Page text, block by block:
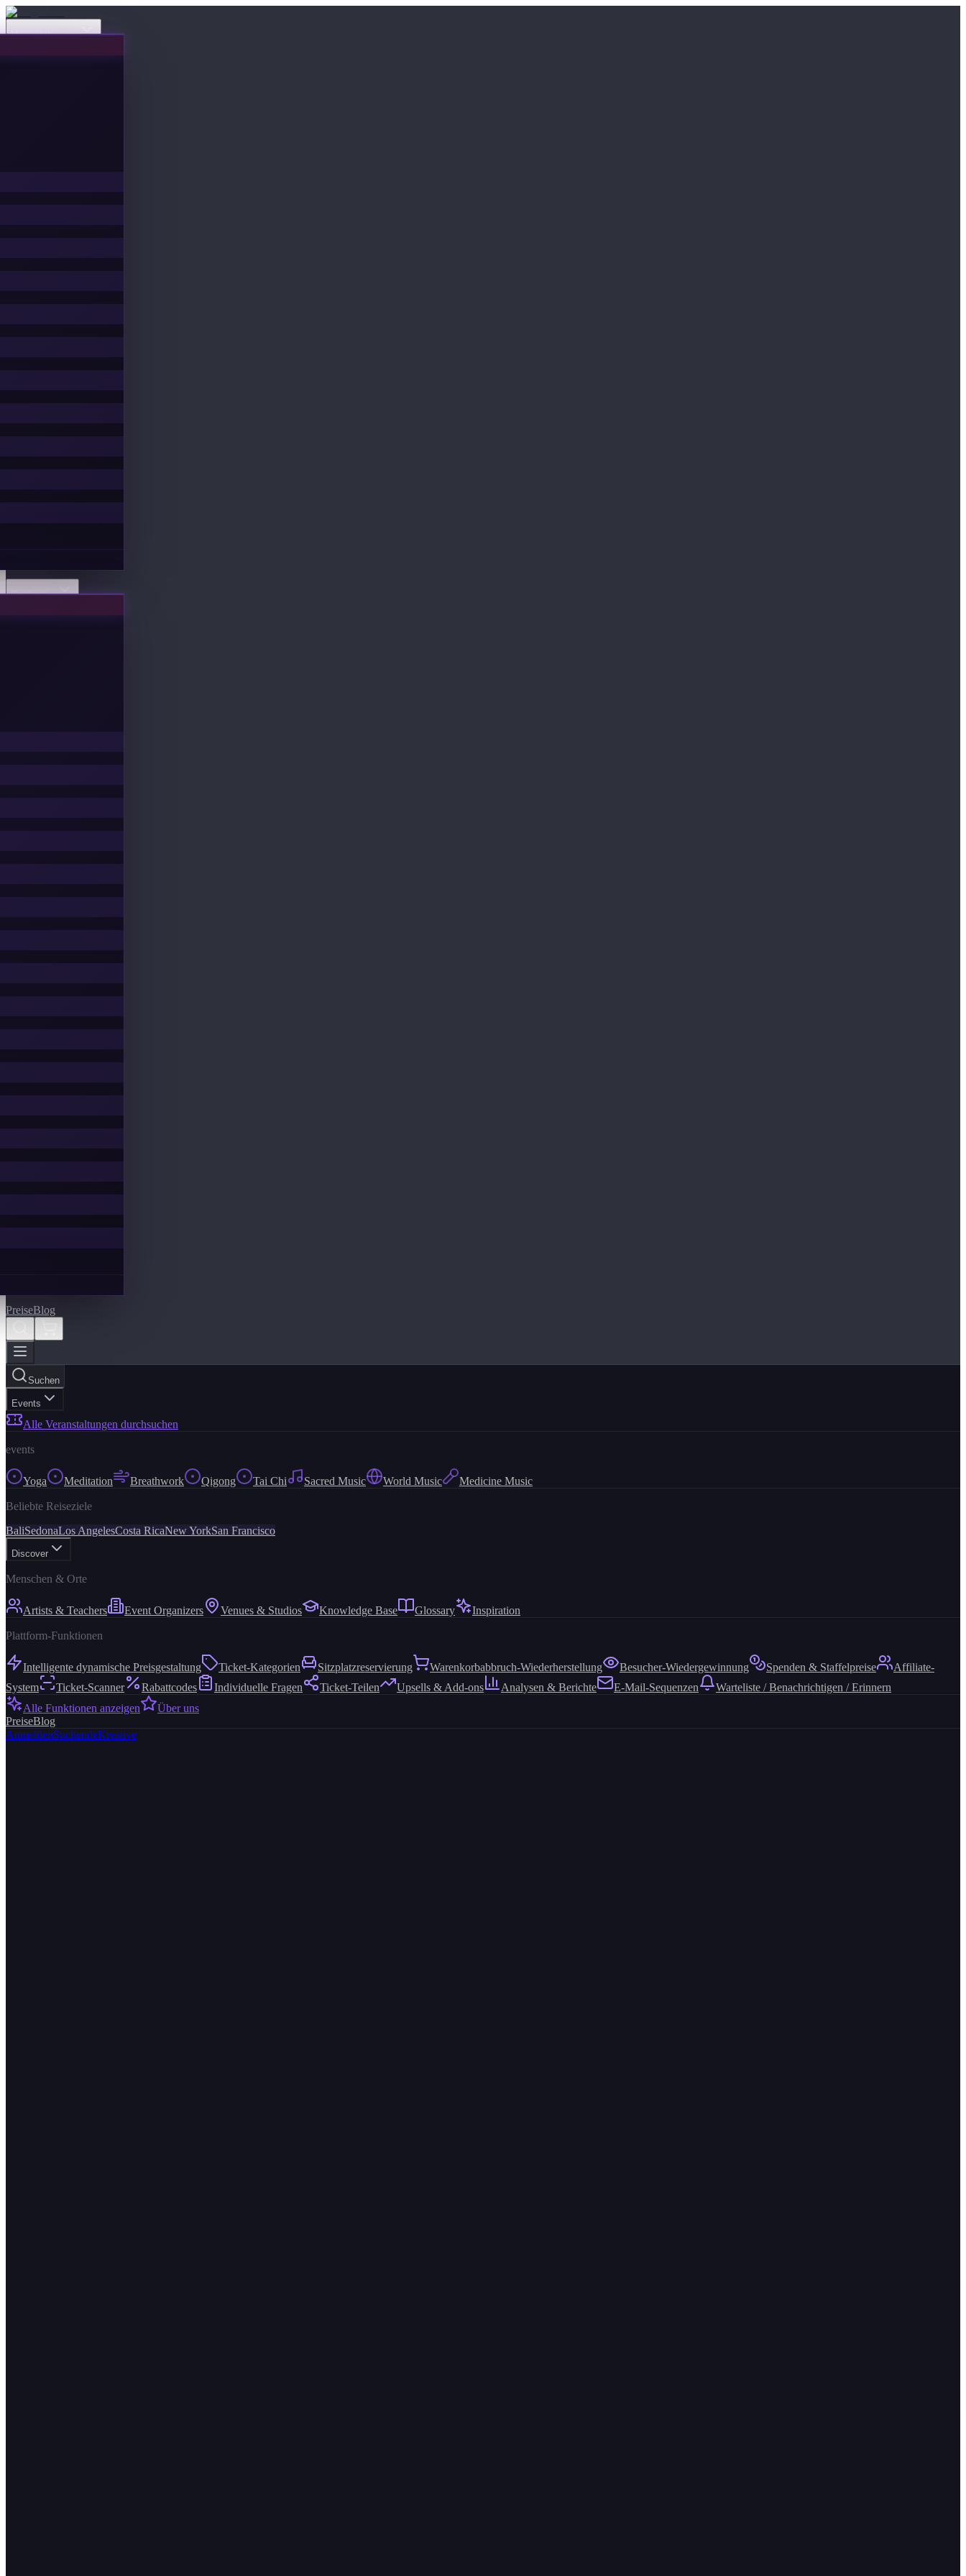
Veranstaltungen
Entdecken
PreiseBlog
Suchen
Events
Alle Veranstaltungen durchsuchen
events
Yoga Meditation Breathwork Qigong Tai Chi Sacred Music World Music Medicine Music
Beliebte Reiseziele
BaliSedonaLos AngelesCosta RicaNew YorkSan Francisco
Discover
Menschen & Orte
Artists & Teachers Event Organizers Venues & Studios Knowledge Base Glossary Inspiration
Plattform-Funktionen
Intelligente dynamische Preisgestaltung Ticket-Kategorien Sitzplatzreservierung Warenkorbabbruch-Wiederherstellung Besucher-Wiedergewinnung Spenden & Staffelpreise
Affiliate-
System
Ticket-Scanner Rabattcodes Individuelle Fragen Ticket-Teilen Upsells & Add-ons Analysen & Berichte E-Mail-Sequenzen
Warteliste / Benachrichtigen / Erinnern
Alle Funktionen anzeigen
Über uns
PreiseBlog
AnmeldenSuchendeKreative